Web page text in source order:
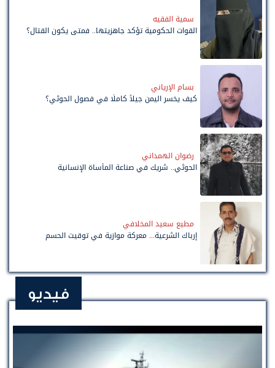
سمية الفقيه
القوات الحكومية تؤكد جاهزيتها.. فمتى يكون القتال؟
بسام الإرياني
كيف يخسر اليمن جيلاً كاملًا في فصول الحوثي؟
رضوان الهمداني
الحوثي.. شريك في صناعة المأساة الإنسانية
مطيع سعيد المخلافي
إرباك الشرعية... معركة موازية في توقيت الحسم
فيديو